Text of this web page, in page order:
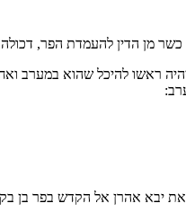
כשר מן הדין להעמדת הפר,
ראשו להיכל שהוא במערב
יבא אהרן אל הקדש בפר בן